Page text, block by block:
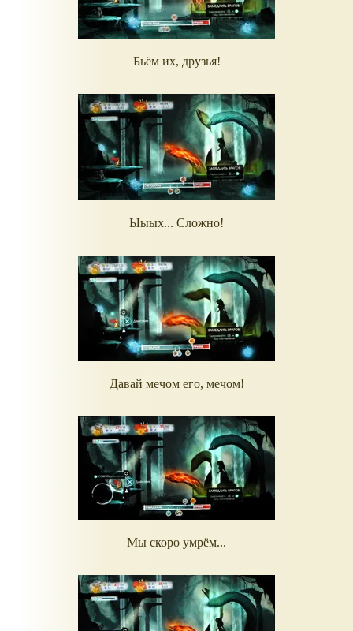
Бьём их, друзья!
Ыыых... Сложно!
Давай мечом его, мечом!
Мы скоро умрём...